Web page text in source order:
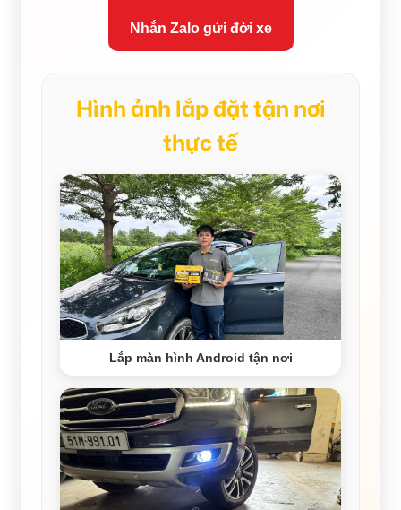
Nhắn Zalo gửi đời xe
Hình ảnh lắp đặt tận nơi
thực tế
Lắp màn hình Android tận nơi